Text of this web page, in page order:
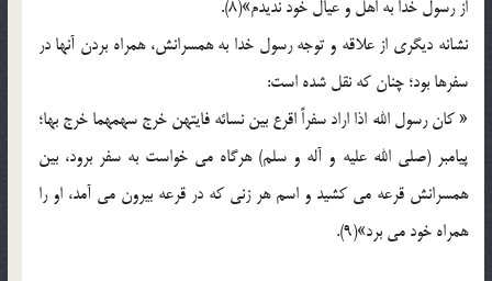
از رسول خدا به اهل و عیال خود ندیدم»(8).
نشانه دیگری از علاقه و توجه رسول خدا به همسرانش، همراه بردن آنها در
سفرها بود؛ چنان که نقل شده است:
« کان رسول الله اذا اراد سفراً اقرع بین نسائه فایتهن خرج سهمهما خرج بها؛
پیامبر (صلی الله علیه و آله و سلم) هرگاه می خواست به سفر برود،‌ بین
همسرانش قرعه می کشید و اسم هر زنی که در قرعه بیرون می آمد، او را
همراه خود می برد»(9).